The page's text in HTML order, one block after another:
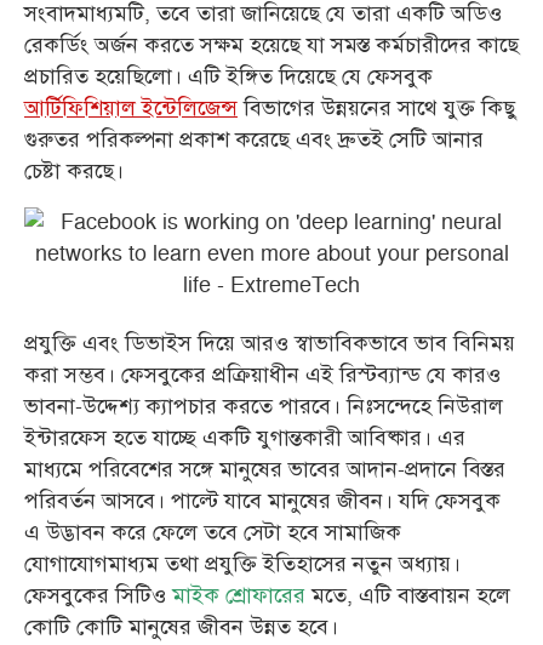
সংবাদমাধ্যমটি, তবে তারা জানিয়েছে যে তারা একটি অডিও
রেকর্ডিং অর্জন করতে সক্ষম হয়েছে যা সমস্ত কর্মচারীদের কাছে
প্রচারিত হয়েছিলো। এটি ইঙ্গিত দিয়েছে যে ফেসবুক
আর্টিফিশিয়াল ইন্টেলিজেন্সবিভাগের উন্নয়নের সাথে যুক্ত কিছু
গুরুতর পরিকল্পনা প্রকাশ করেছে এবং দ্রুতই সেটি আনার
চেষ্টা করছে।
প্রযুক্তি এবং ডিভাইস দিয়ে আরও স্বাভাবিকভাবে ভাব বিনিময়
করা সম্ভব। ফেসবুকের প্রক্রিয়াধীন এই রিস্টব্যান্ড যে কারও
ভাবনা-উদ্দেশ্য ক্যাপচার করতে পারবে। নিঃসন্দেহে নিউরাল
ইন্টারফেস হতে যাচ্ছে একটি যুগান্তকারী আবিষ্কার। এর
মাধ্যমে পরিবেশের সঙ্গে মানুষের ভাবের আদান-প্রদানে বিস্তর
পরিবর্তন আসবে। পাল্টে যাবে মানুষের জীবন। যদি ফেসবুক
এ উদ্ভাবন করে ফেলে তবে সেটা হবে সামাজিক
যোগাযোগমাধ্যম তথা প্রযুক্তি ইতিহাসের নতুন অধ্যায়।
ফেসবুকের সিটিওমাইক শ্রোফারেরমতে, এটি বাস্তবায়ন হলে
কোটি কোটি মানুষের জীবন উন্নত হবে।